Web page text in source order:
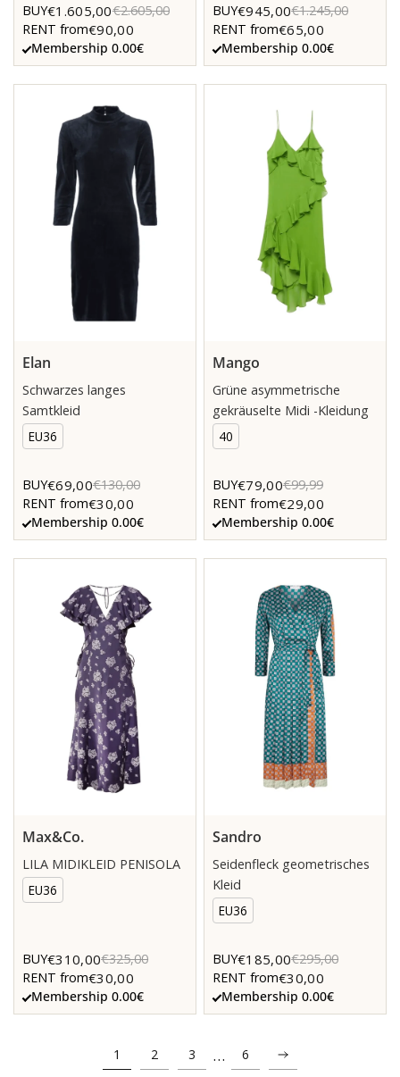
BUY€1.605,00€2.605,00
RENT from€90,00
Membership 0.00€
BUY€945,00€1.245,00
RENT from€65,00
Membership 0.00€
Elan
Schwarzes langes
Samtkleid
EU36
BUY€69,00€130,00
RENT from€30,00
Membership 0.00€
Mango
Grüne asymmetrische
gekräuselte Midi -Kleidung
40
BUY€79,00€99,99
RENT from€29,00
Membership 0.00€
Max&Co.
LILA MIDIKLEID PENISOLA
EU36
BUY€310,00€325,00
RENT from€30,00
Membership 0.00€
Sandro
Seidenfleck geometrisches
Kleid
EU36
BUY€185,00€295,00
RENT from€30,00
Membership 0.00€
1 2 3 … 6